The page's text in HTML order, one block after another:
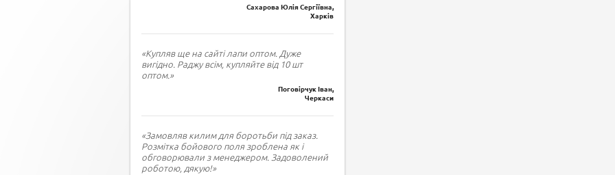
Сахарова Юлія Сергіївна,
Харків
«Купляв ще на сайті лапи оптом. Дуже
вигідно. Раджу всім, купляйте від 10 шт
оптом.»
Поговірчук Іван,
Черкаси
«Замовляв килим для боротьби під заказ.
Розмітка бойового поля зроблена як і
обговорювали з менеджером. Задоволений
роботою, дякую!»